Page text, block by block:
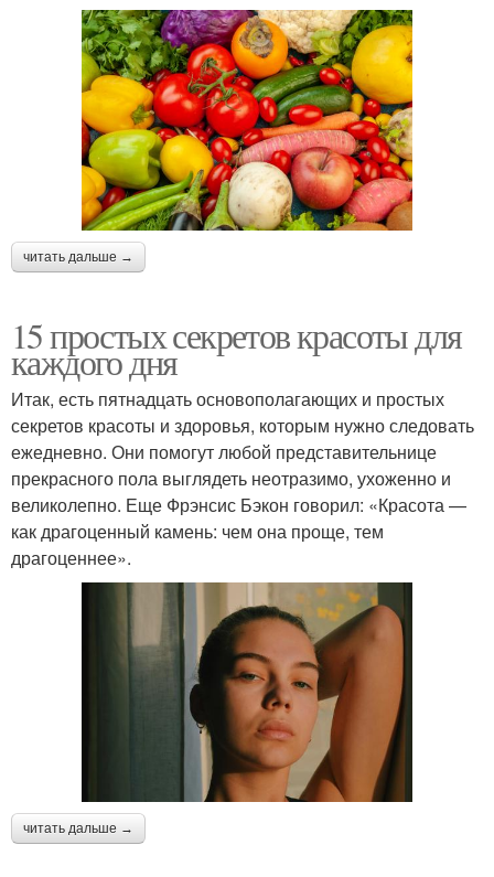
читать дальше →
15 простых секретов красоты для
каждого дня
Итак, есть пятнадцать основополагающих и простых
секретов красоты и здоровья, которым нужно следовать
ежедневно. Они помогут любой представительнице
прекрасного пола выглядеть неотразимо, ухоженно и
великолепно. Еще Фрэнсис Бэкон говорил: «Красота —
как драгоценный камень: чем она проще, тем
драгоценнее».
читать дальше →